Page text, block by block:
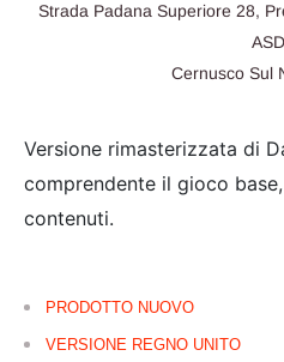
Strada Padana Superiore 28,
ASD
Cernusco Sul
Versione rimasterizzata di
comprendente il gioco
contenuti.
PRODOTTO NUOVO
VERSIONE REGNO UNITO